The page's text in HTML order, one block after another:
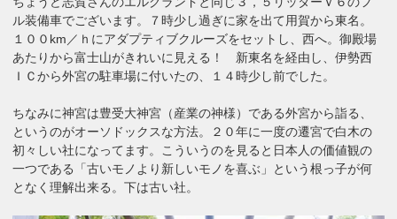
ル装備車でございます。７時少し過ぎに家を出て用賀から東名。
１００km／ｈにアダプティブクルーズをセットし、西へ。御殿場
あたりから富士山がきれいに見える！ 新東名を経由し、伊勢西
ＩＣから外宮の駐車場に付いたの、１４時少し前でした。
ちなみに神宮は豊受大神宮（産業の神様）である外宮から詣る、
というのがオーソドックスな方法。２０年に一度の遷宮で白木の
初々しい社になってます。こういうのを見ると日本人の価値観の
一つである「古いモノより新しいモノを喜ぶ」という根っ子が何
となく理解出来る。下は古い社。